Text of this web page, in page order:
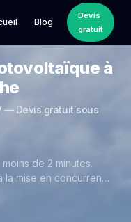
Blog
Devis
gratuit
à
— Devis gratuit sous
de 2 minutes.
mise en concurrence